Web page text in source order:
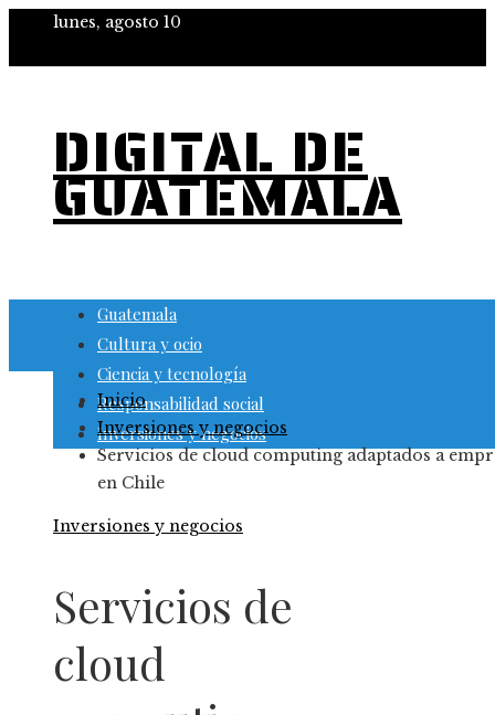
lunes, agosto 10
DIGITAL DE
GUATEMALA
Guatemala
Cultura y ocio
Ciencia y tecnología
Responsabilidad social
Inversiones y negocios
Inicio
Inversiones y negocios
Servicios de cloud computing adaptados a
en Chile
Inversiones y negocios
Servicios de
cloud